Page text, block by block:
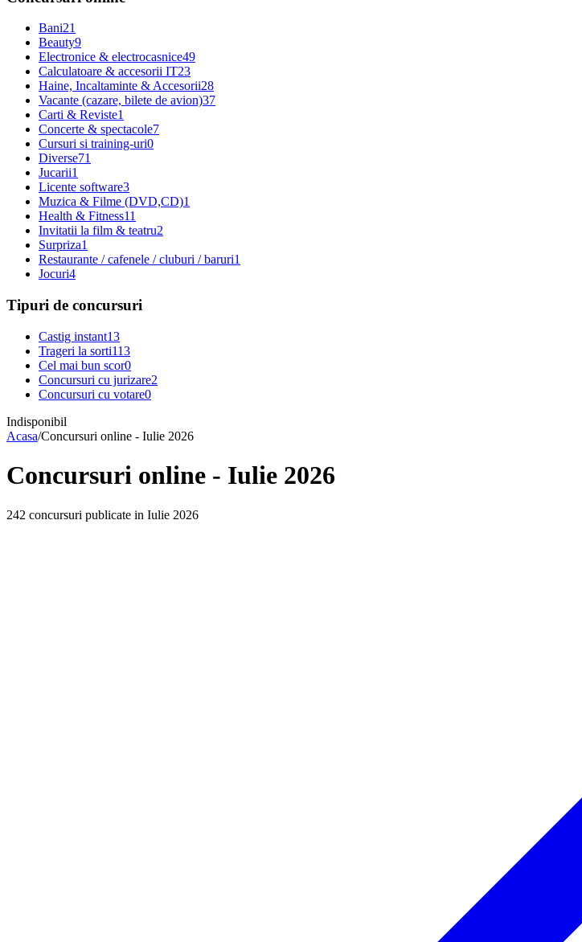
Bani21
Beauty9
Electronice & electrocasnice49
Calculatoare & accesorii IT23
Haine, Incaltaminte & Accesorii28
Vacante (cazare, bilete de avion)37
Carti & Reviste1
Concerte & spectacole7
Cursuri si training-uri0
Diverse71
Jucarii1
Licente software3
Muzica & Filme (DVD,CD)1
Health & Fitness11
Invitatii la film & teatru2
Surpriza1
Restaurante / cafenele / cluburi / baruri1
Jocuri4
Tipuri de concursuri
Castig instant13
Trageri la sorti113
Cel mai bun scor0
Concursuri cu jurizare2
Concursuri cu votare0
Indisponibil
Acasa/Concursuri online - Iulie 2026
Concursuri online - Iulie 2026
242 concursuri publicate in Iulie 2026